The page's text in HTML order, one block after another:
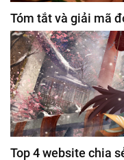
Tóm tắt và giải mã
Top 4 website chia